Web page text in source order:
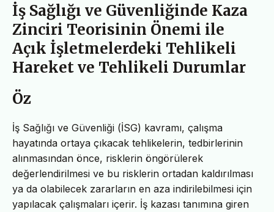
İş Sağlığı ve Güvenliğinde Kaza
Zinciri Teorisinin Önemi ile
Açık İşletmelerdeki Tehlikeli
Hareket ve Tehlikeli Durumlar
Öz
İş Sağlığı ve Güvenliği (İSG) kavramı, çalışma
hayatında ortaya çıkacak tehlikelerin, tedbirlerinin
alınmasından önce, risklerin öngörülerek
değerlendirilmesi ve bu risklerin ortadan kaldırılması
ya da olabilecek zararların en aza indirilebilmesi için
yapılacak çalışmaları içerir. İş kazası tanımına giren